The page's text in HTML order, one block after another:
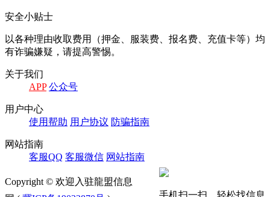
安全小贴士
以各种理由收取费⽤（押⾦、服装费、报名费、充值卡等）均
有诈骗嫌疑，请提⾼警惕。
关于我们
APP 公众号
⽤户中⼼
使⽤帮助 ⽤户协议 防骗指南
⽹站指南
客服QQ 客服微信 ⽹站指南
手机扫一扫，轻松找信息
Copyright © 欢迎入驻龍盟信息